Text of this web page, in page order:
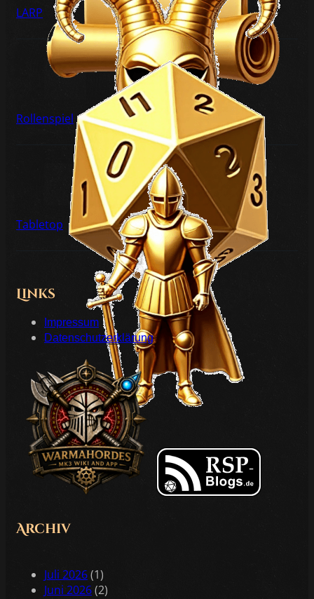
LARP
Rollenspiel
Tabletop
Links
Impressum
Datenschutzerklärung
Archiv
Juli 2026(1)
Juni 2026(2)